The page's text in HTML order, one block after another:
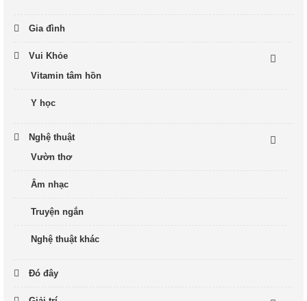
Gia đình
Vui Khỏe
Vitamin tâm hồn
Y học
Nghệ thuật
Vườn thơ
Âm nhạc
Truyện ngắn
Nghệ thuật khác
Đó đây